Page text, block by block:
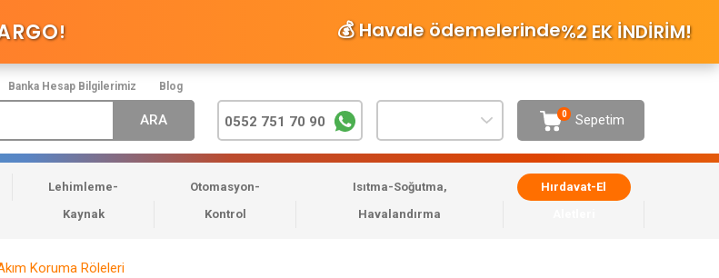
Banka Hesap Bilgilerimiz Blog
! 💰 Havale ödemelerinde%2 EK İNDİRİM!
Sepetim
0
0552 751 70 90
Lehimleme-
Kaynak
Otomasyon-
Kontrol
Isıtma-Soğutma,
Havalandırma
Hırdavat-El
Koruma Röleleri